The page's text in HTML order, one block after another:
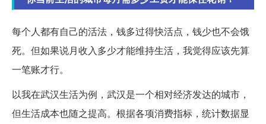
每个人都有自己的活法，钱多过得快活点，钱少也不会饿
死。但如果说月收入多少才能维持生活，我觉得应该先算
一笔账才行。
以我在武汉生活为例，武汉是一个相对经济发达的城市，
但生活成本也随之提高。根据各项消费指标，统计数据显